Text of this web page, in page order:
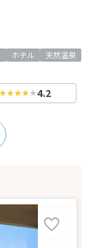
ホテル
天然温泉
4.2